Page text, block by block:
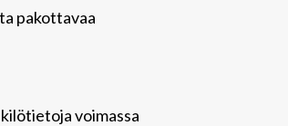
pakottavaa
voimassa